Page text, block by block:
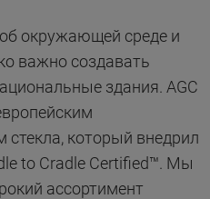
окружающей среде и
важно создавать
здания. AGC
стекла, который внедрил
to Cradle Certified™. Мы
ассортимент